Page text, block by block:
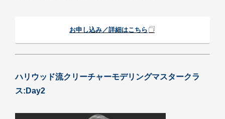
お申し込み／詳細はこちら
ハリウッド流クリーチャーモデリングマスタークラ
ス:Day2